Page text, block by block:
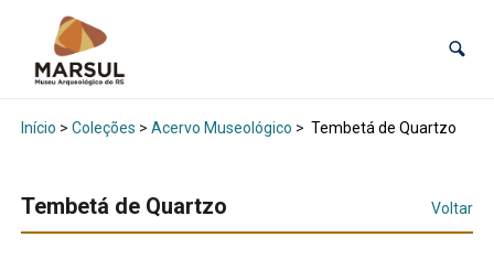
Início > Coleções > Acervo Museológico > Tembetá de Quartzo
Tembetá de Quartzo Voltar